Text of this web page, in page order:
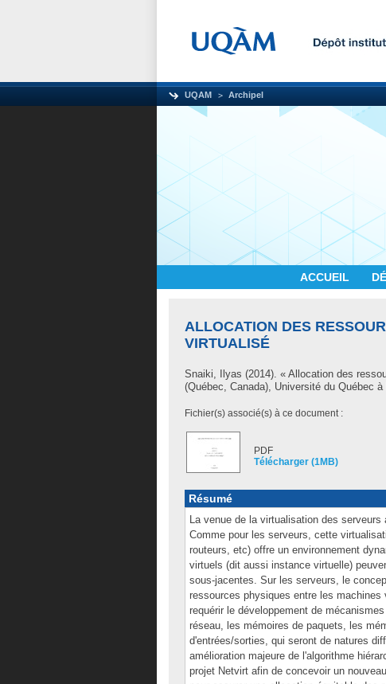
UQAM Archipel
ACCUEIL
ALLOCATION DES
VIRTUALISÉ
Snaiki, Ilyas (2014). « Allocation des
(Québec, Canada), Université du Québec
Fichier(s) associé(s) à ce document :
PDF
Télécharger (1MB)
Résumé
La venue de la virtualisation des
Comme pour les serveurs, cette
routeurs, etc) offre un environnement
virtuels (dit aussi instance virtuelle)
sous-jacentes. Sur les serveurs, le
ressources physiques entre les
requérir le développement de
réseau, les mémoires de paquets, les
d'entrées/sorties, qui seront de natures
amélioration majeure de l'algorithme
projet Netvirt afin de concevoir un